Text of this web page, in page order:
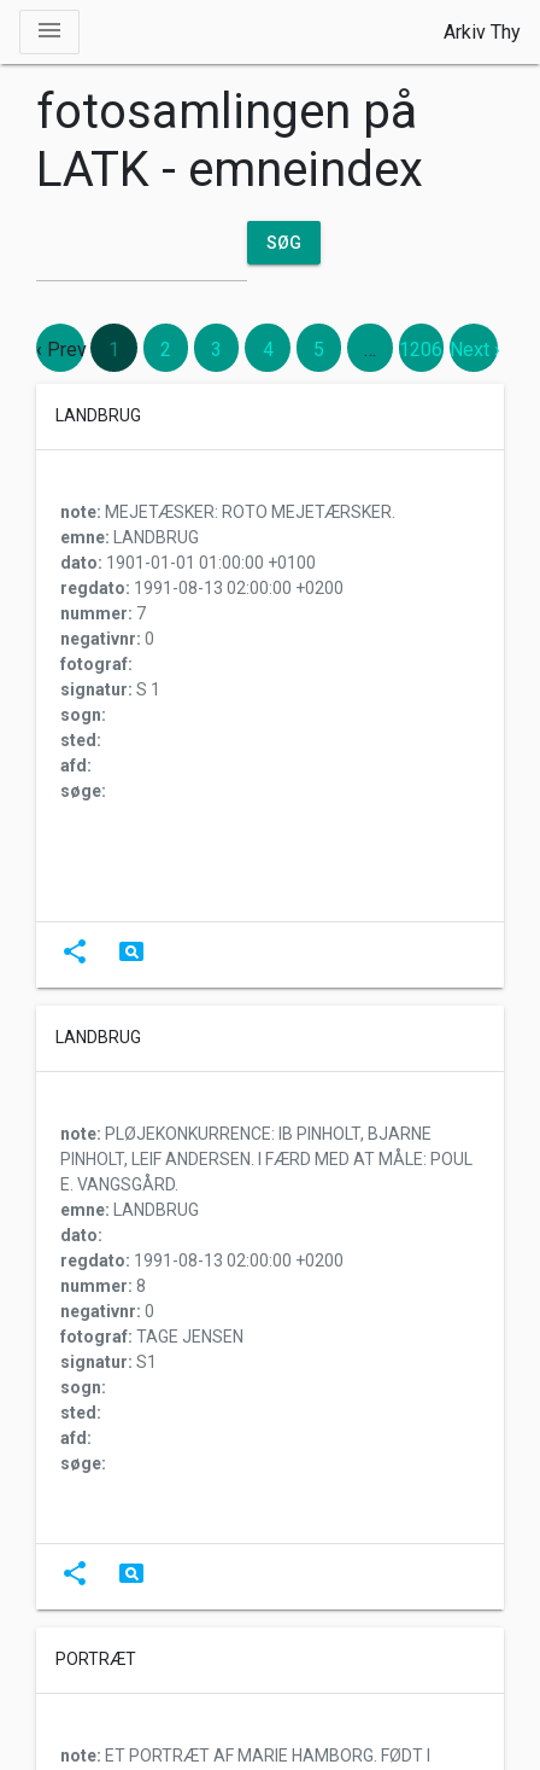
Toggle drawer
menu Arkiv Thy
fotosamlingen på
LATK - emneindex
SØG
‹ Prev 1 2 3 4 5 … 1206 Next ›
LANDBRUG
note: MEJETÆSKER: ROTO MEJETÆRSKER.
emne:
LANDBRUG
dato: 1901-01-01 01:00:00 +0100
regdato: 1991-08-13 02:00:00 +0200
nummer: 7
negativnr: 0
fotograf:
signatur: S 1
sogn:
sted:
afd:
søge:
share pageview
LANDBRUG
note: PLØJEKONKURRENCE: IB PINHOLT, BJARNE
PINHOLT, LEIF ANDERSEN. I FÆRD MED AT MÅLE: POUL
E. VANGSGÅRD.
emne:
LANDBRUG
dato:
regdato: 1991-08-13 02:00:00 +0200
nummer: 8
negativnr: 0
fotograf: TAGE JENSEN
signatur: S1
sogn:
sted:
afd:
søge:
share pageview
PORTRÆT
note: ET PORTRÆT AF MARIE HAMBORG. FØDT I